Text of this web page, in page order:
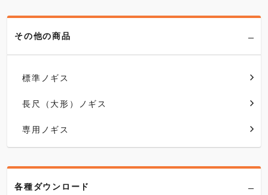
その他の商品
標準ノギス
長尺（大形）ノギス
専用ノギス
各種ダウンロード